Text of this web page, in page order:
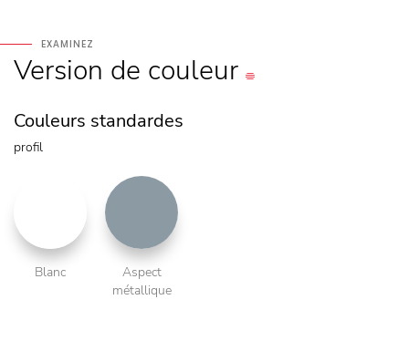
EXAMINEZ
Version de couleur
Couleurs standardes
profil
Blanc
Aspect
métallique